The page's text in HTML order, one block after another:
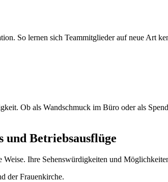
So lernen sich Teammitglieder auf neue Art
Ob als Wandschmuck im Büro oder als
Betriebsausflüge
Ihre Sehenswürdigkeiten und
der Frauenkirche.